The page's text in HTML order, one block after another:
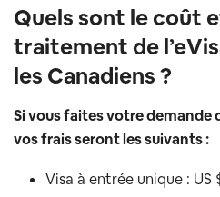
Quels sont le coût
traitement de
les Canadiens ?
Si vous faites votre demande
vos frais seront les suivants :
Visa à entrée unique : US